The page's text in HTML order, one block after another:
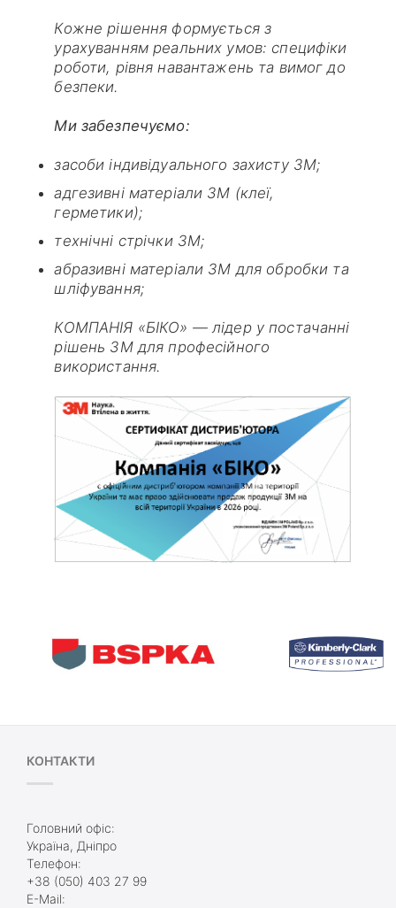
Кожне рішення формується з
урахуванням реальних умов: специфіки
роботи, рівня навантажень та вимог до
безпеки.
Ми забезпечуємо:
засоби індивідуального захисту 3M;
адгезивні матеріали 3M (клеї,
герметики);
технічні стрічки 3M;
абразивні матеріали 3M для обробки та
шліфування;
КОМПАНІЯ «БІКО» — лідер у постачанні
рішень 3M для професійного
використання.
КОНТАКТИ
Головний офіс:
Україна, Дніпро
Телефон:
+38 (050) 403 27 99
E-Mail: